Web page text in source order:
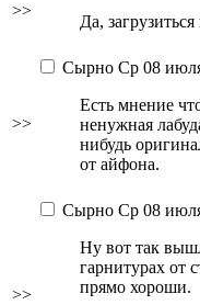
>>
Да,
>>
Сырно Ср 08
Есть мнение
ненужная
нибудь
от айфона.
>>
Сырно Ср 08
Ну вот так
гарнитурах от
прямо хороши.